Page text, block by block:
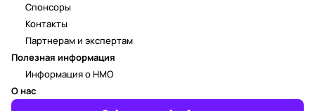
Полезная информация
Информация о НМО
О нас
Спонсоры
Контакты
Партнерам и экспертам